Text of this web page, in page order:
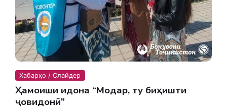
Хабарҳо / Слайдер
Ҳамоиши идона “Модар, ту биҳишти
ҷовидонӣ”